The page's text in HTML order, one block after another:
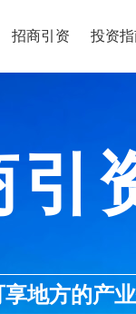
招商引资 投资
引
地方的产